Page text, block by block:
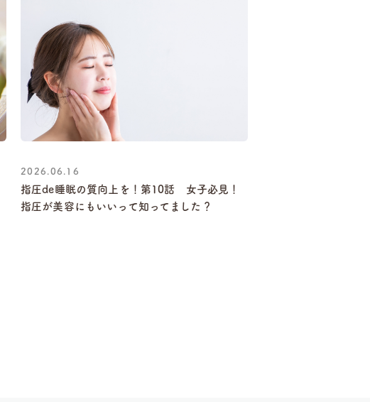
2026.06.16
指圧de睡眠の質向上を！第10話 女子必見！
指圧が美容にもいいって知ってました？